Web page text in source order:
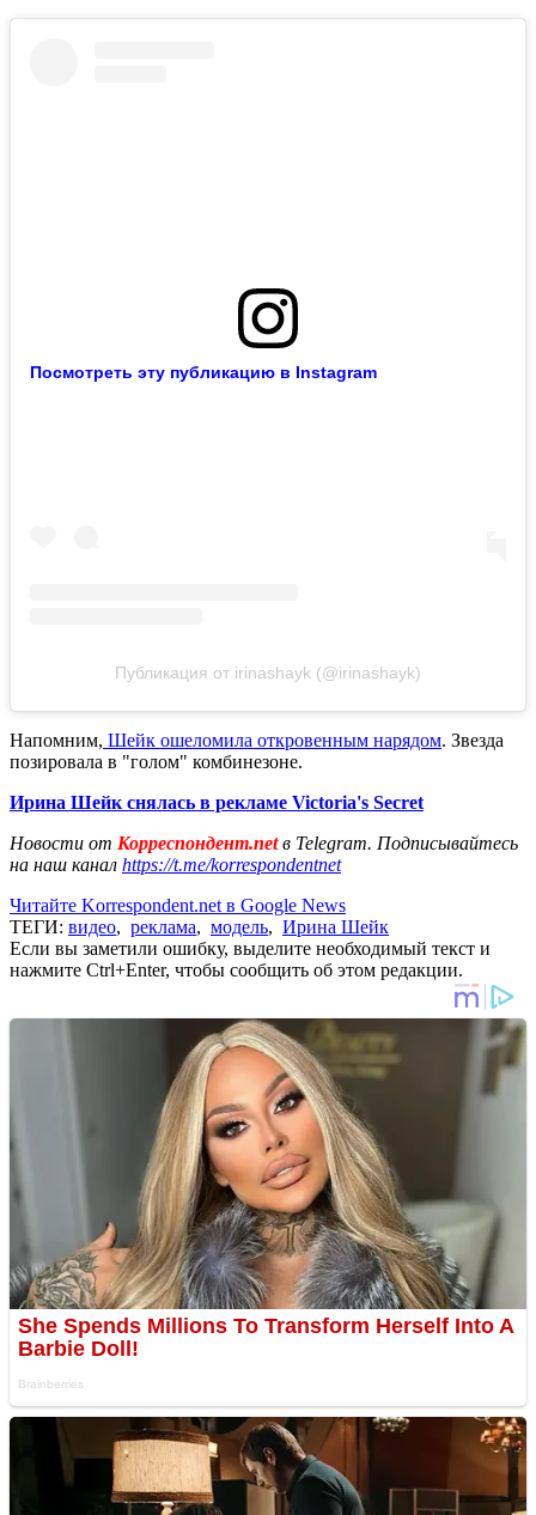
Посмотреть эту публикацию в Instagram
Публикация от irinashayk (@irinashayk)
Напомним, Шейк ошеломила откровенным нарядом. Звезда
позировала в "голом" комбинезоне.
Ирина Шейк снялась в рекламе Victoria's Secret
Новости от Корреспондент.netв Telegram. Подписывайтесь
на наш канал https://t.me/korrespondentnet
Читайте Korrespondent.net в Google News
ТЕГИ: видео, реклама, модель, Ирина Шейк
Если вы заметили ошибку, выделите необходимый текст и
нажмите Ctrl+Enter, чтобы сообщить об этом редакции.